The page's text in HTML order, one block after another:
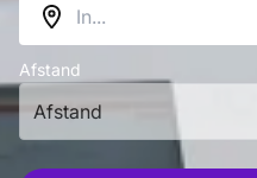
Afstand
Afstand